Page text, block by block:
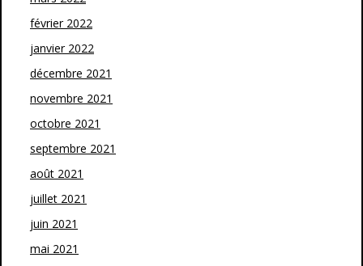
février 2022
janvier 2022
décembre 2021
novembre 2021
octobre 2021
septembre 2021
août 2021
juillet 2021
juin 2021
mai 2021